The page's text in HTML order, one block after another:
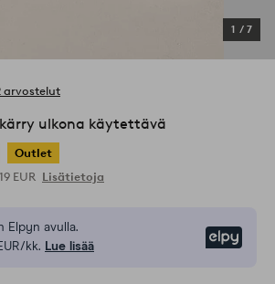
1 / 7
arvostelut
ulkona käytettävä
Outlet
EUR Lisätietoja
Elpyn avulla.
kk. Lue lisää